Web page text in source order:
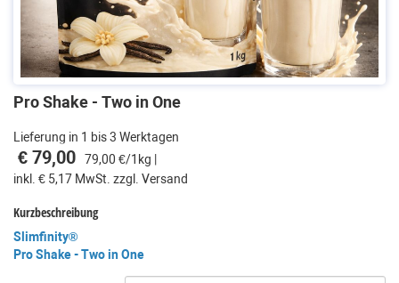
Pro Shake - Two in One
Lieferung in 1 bis 3 Werktagen
€ 79,00
79,00 €/1kg |
inkl. € 5,17 MwSt. zzgl. Versand
Kurzbeschreibung
Slimfinity®
Pro Shake - Two in One